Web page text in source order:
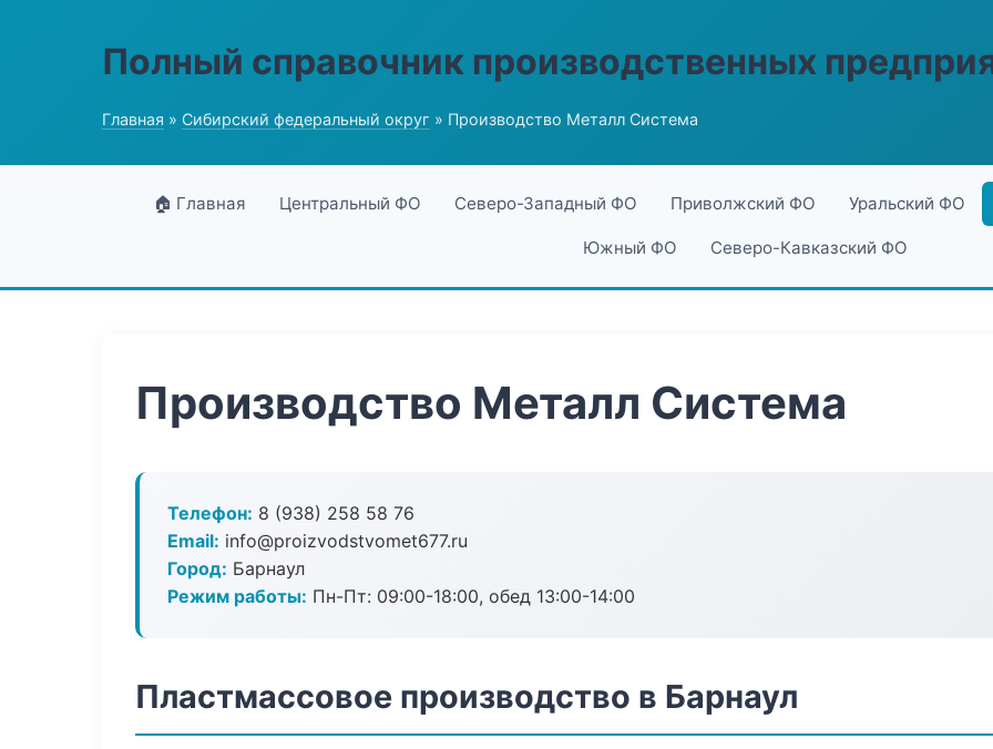
Полный справочник производственных
Главная » Сибирский федеральный округ » Производство Металл Система
🏠 Главная Центральный ФО Северо-Западный ФО Приволжский ФО Уральский ФО
Южный ФО Северо-Кавказский ФО
Производство Металл Система
Телефон: 8 (938) 258 58 76
Email: info@proizvodstvomet677.ru
Город: Барнаул
Режим работы: Пн-Пт: 09:00-18:00, обед 13:00-14:00
Пластмассовое производство в Барнаул